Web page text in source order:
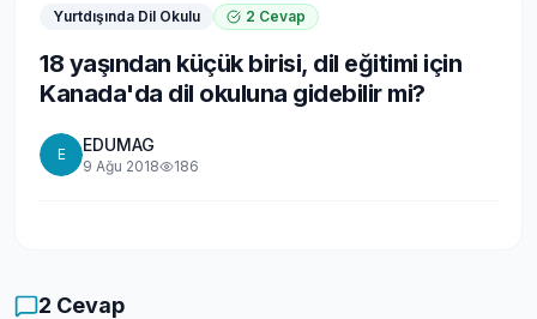
Yurtdışında Dil Okulu 2 Cevap
18 yaşından küçük birisi, dil eğitimi için
Kanada'da dil okuluna gidebilir mi?
E EDUMAG
9 Ağu 2018 186
2 Cevap